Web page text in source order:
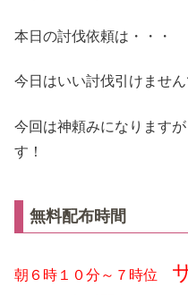
本日の討伐依頼は・・・
今日はいい討伐引けませ
今回は神頼みになります
す！
無料配布時間
朝６時１０分～７時位